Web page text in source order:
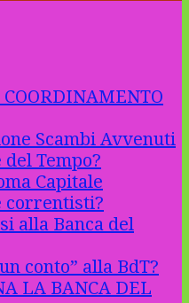
Scambi Avvenuti
del Tempo?
Capitale
correntisti?
alla Banca del
conto” alla BdT?
LA BANCA DEL